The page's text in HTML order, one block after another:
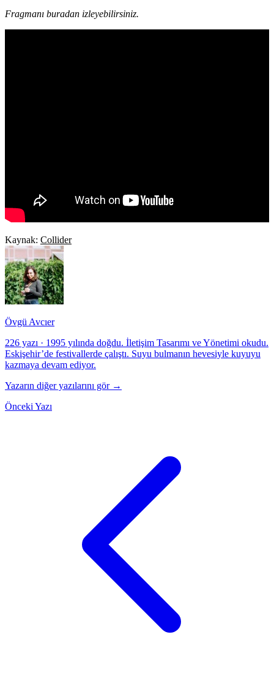
Fragmanı buradan izleyebilirsiniz.
Kaynak: Collider
Övgü Avcıer
226 yazı · 1995 yılında doğdu. İletişim Tasarımı ve Yönetimi okudu.
Eskişehir’de festivallerde çalıştı. Suyu bulmanın hevesiyle kuyuyu
kazmaya devam ediyor.
Yazarın diğer yazılarını gör →
Önceki Yazı